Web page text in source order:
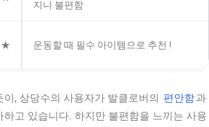
지니 불편함
운동할 때 필수 아이템으로 추천 !
, 상당수의 사용자가 발클로버의 편안함과
하고 있습니다. 하지만 불편함을 느끼는 사용